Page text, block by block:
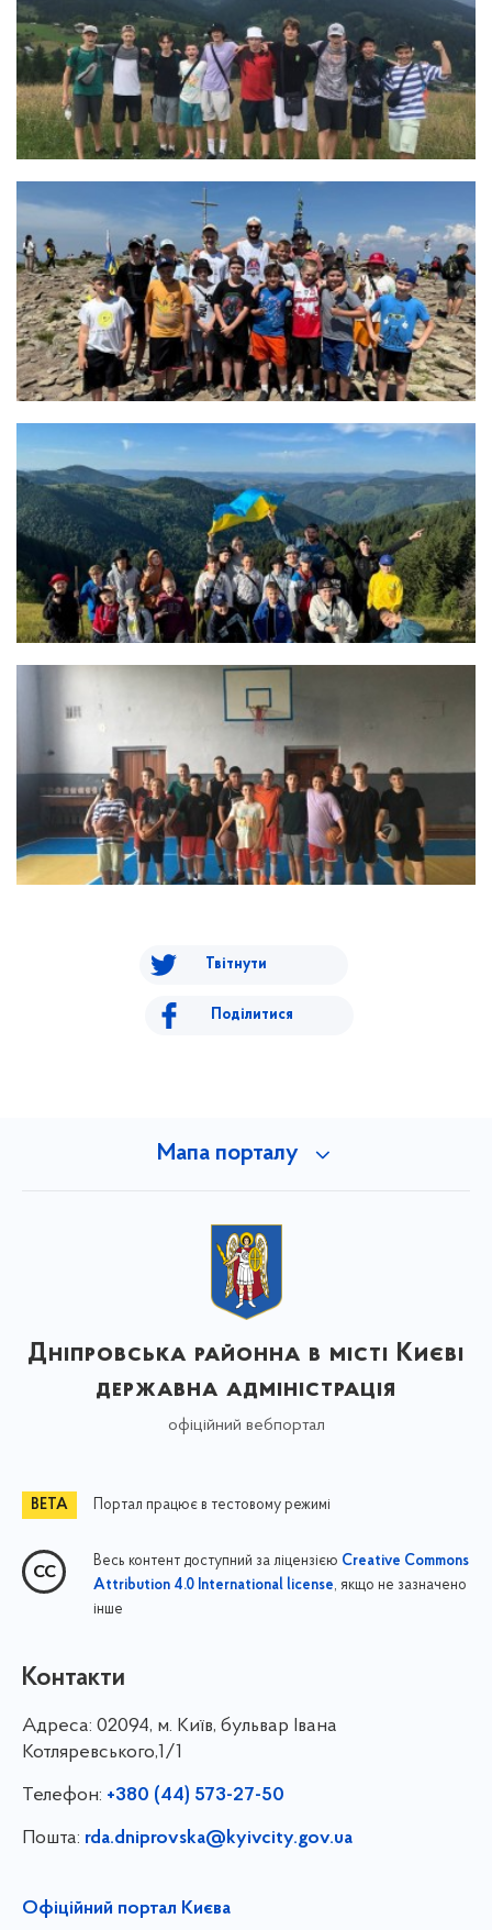
Твітнути
Поділитися
Мапа порталу
Дніпровська районна в місті Києві
державна адміністрація
офіційний вебпортал
Портал працює в тестовому режимі
Весь контент доступний за ліцензією Creative Commons
Attribution 4.0 International license, якщо не зазначено
інше
Контакти
Адреса: 02094, м. Київ, бульвар Івана
Котляревського,1/1
Телефон: +380 (44) 573-27-50
Пошта: rda.dniprovska@kyivcity.gov.ua
Офіційний портал Києва